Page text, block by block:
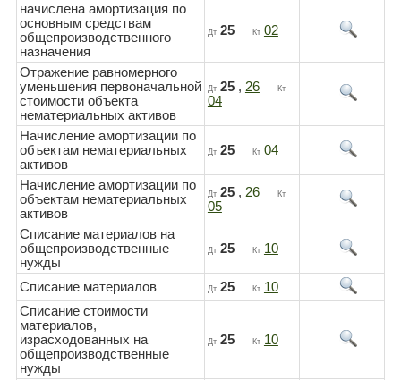
начислена амортизация по
основным средствам
общепроизводственного
назначения
Дт 25 Кт 02
Отражение равномерного
уменьшения первоначальной
стоимости объекта
нематериальных активов
Дт 25 , 26 Кт
04
Начисление амортизации по
объектам нематериальных
активов
Дт 25 Кт 04
Начисление амортизации по
объектам нематериальных
активов
Дт 25 , 26 Кт
05
Списание материалов на
общепроизводственные
нужды
Дт 25 Кт 10
Списание материалов Дт 25 Кт 10
Списание стоимости
материалов,
израсходованных на
общепроизводственные
нужды
Дт 25 Кт 10